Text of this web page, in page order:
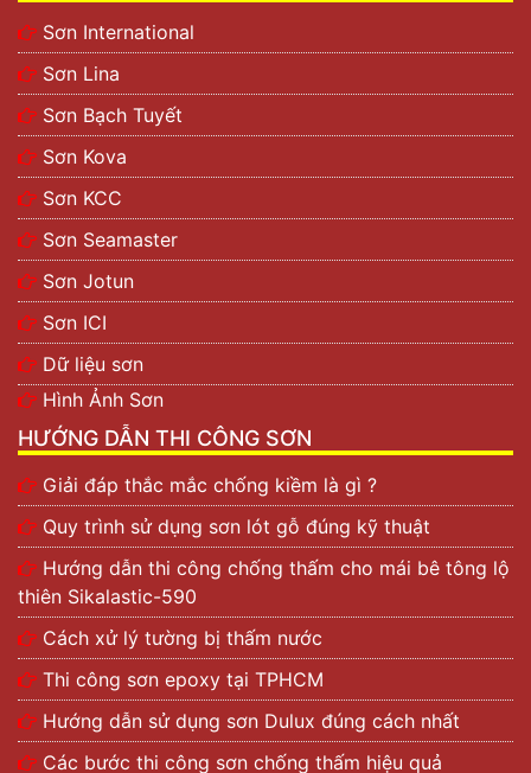
Sơn International
Sơn Lina
Sơn Bạch Tuyết
Sơn Kova
Sơn KCC
Sơn Seamaster
Sơn Jotun
Sơn ICI
Dữ liệu sơn
Hình Ảnh Sơn
HƯỚNG DẪN THI CÔNG SƠN
Giải đáp thắc mắc chống kiềm là gì ?
Quy trình sử dụng sơn lót gỗ đúng kỹ thuật
Hướng dẫn thi công chống thấm cho mái bê tông lộ
thiên Sikalastic-590
Cách xử lý tường bị thấm nước
Thi công sơn epoxy tại TPHCM
Hướng dẫn sử dụng sơn Dulux đúng cách nhất
Các bước thi công sơn chống thấm hiệu quả